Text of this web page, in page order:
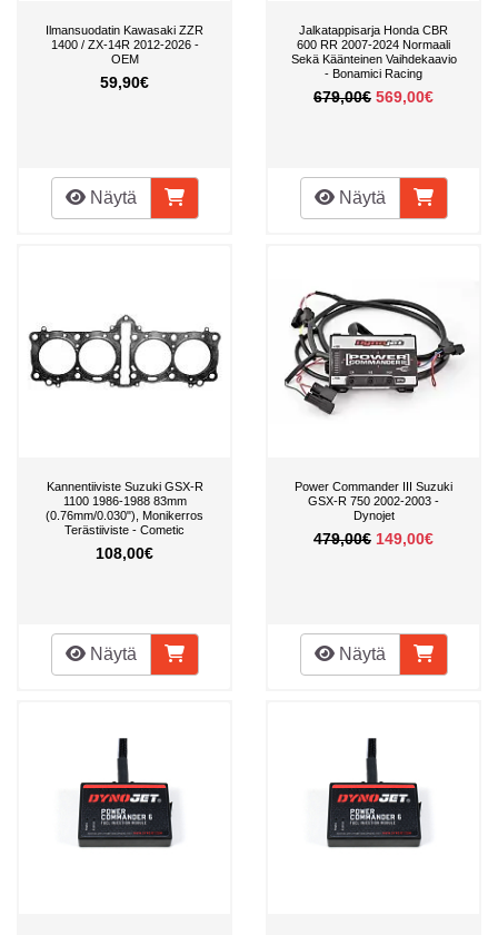
Ilmansuodatin Kawasaki ZZR
1400 / ZX-14R 2012-2026 -
OEM
59,90€
Näytä
Jalkatappisarja Honda CBR
600 RR 2007-2024 Normaali
Sekä Käänteinen Vaihdekaavio
- Bonamici Racing
679,00€ 569,00€
Näytä
Kannentiiviste Suzuki GSX-R
1100 1986-1988 83mm
(0.76mm/0.030"), Monikerros
Terästiiviste - Cometic
108,00€
Näytä
Power Commander III Suzuki
GSX-R 750 2002-2003 -
Dynojet
479,00€ 149,00€
Näytä